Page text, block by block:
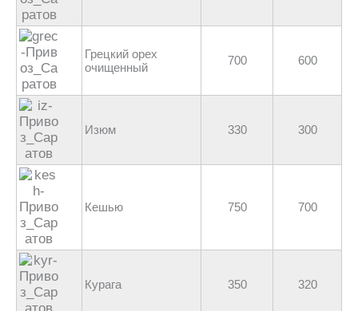
Грецкий орех
очищенный
700 600
Изюм 330 300
Кешью 750 700
Курага 350 320